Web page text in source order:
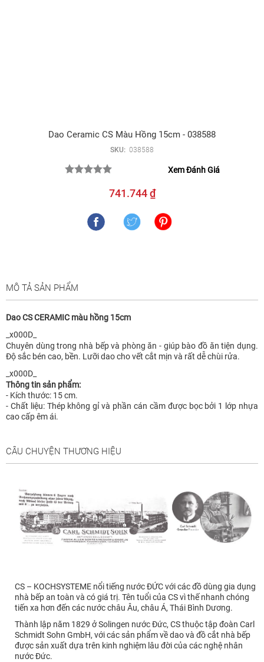
Dao Ceramic CS Màu Hồng 15cm - 038588
SKU: 038588
Xem Đánh Giá
741.744 ₫
MÔ TẢ SẢN PHẨM
Dao CS CERAMIC màu hồng 15cm
_x000D_
Chuyên dùng trong nhà bếp và phòng ăn - giúp bào đồ ăn tiện dụng.
Độ sắc bén cao, bền. Lưỡi dao cho vết cắt mịn và rất dễ chùi rửa.
_x000D_
Thông tin sản phẩm:
- Kích thước: 15 cm.
- Chất liệu: Thép không gỉ và phần cán cầm được bọc bởi 1 lớp nhựa
cao cấp êm ái.
CÂU CHUYỆN THƯƠNG HIỆU
CS – KOCHSYSTEME nổi tiếng nước ĐỨC với các đồ dùng gia dụng
nhà bếp an toàn và có giá trị. Tên tuổi của CS vì thế nhanh chóng
tiến xa hơn đến các nước châu Âu, châu Á, Thái Bình Dương.
Thành lập năm 1829 ở Solingen nước Đức, CS thuộc tập đoàn Carl
Schmidt Sohn GmbH, với các sản phẩm về dao và đồ cắt nhà bếp
được sản xuất dựa trên kinh nghiệm lâu đời của các nghệ nhân
nước Đức.